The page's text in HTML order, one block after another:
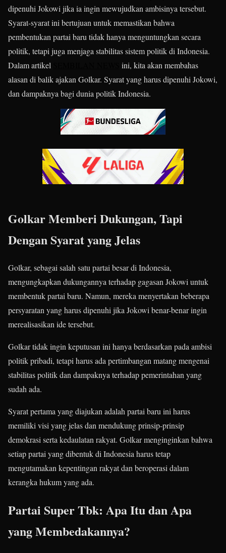
dipenuhi Jokowi jika ia ingin mewujudkan ambisinya tersebut.
Syarat-syarat ini bertujuan untuk memastikan bahwa
pembentukan partai baru tidak hanya menguntungkan secara
politik, tetapi juga menjaga stabilitas sistem politik di Indonesia.
Dalam artikel
ini, kita akan membahas
alasan di balik ajakan Golkar. Syarat yang harus dipenuhi Jokowi,
dan dampaknya bagi dunia politik Indonesia.
Golkar Memberi Dukungan, Tapi
Dengan Syarat yang Jelas
Golkar, sebagai salah satu partai besar di Indonesia,
mengungkapkan dukungannya terhadap gagasan Jokowi untuk
membentuk partai baru. Namun, mereka menyertakan beberapa
persyaratan yang harus dipenuhi jika Jokowi benar-benar ingin
merealisasikan ide tersebut.
Golkar tidak ingin keputusan ini hanya berdasarkan pada ambisi
politik pribadi, tetapi harus ada pertimbangan matang mengenai
stabilitas politik dan dampaknya terhadap pemerintahan yang
sudah ada.
Syarat pertama yang diajukan adalah partai baru ini harus
memiliki visi yang jelas dan mendukung prinsip-prinsip
demokrasi serta kedaulatan rakyat. Golkar menginginkan bahwa
setiap partai yang dibentuk di Indonesia harus tetap
mengutamakan kepentingan rakyat dan beroperasi dalam
kerangka hukum yang ada.
Partai Super Tbk: Apa Itu dan Apa
yang Membedakannya?